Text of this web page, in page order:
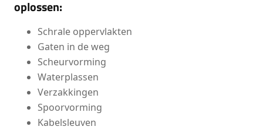
oplossen:
Schrale oppervlakten
Gaten in de weg
Scheurvorming
Waterplassen
Verzakkingen
Spoorvorming
Kabelsleuven